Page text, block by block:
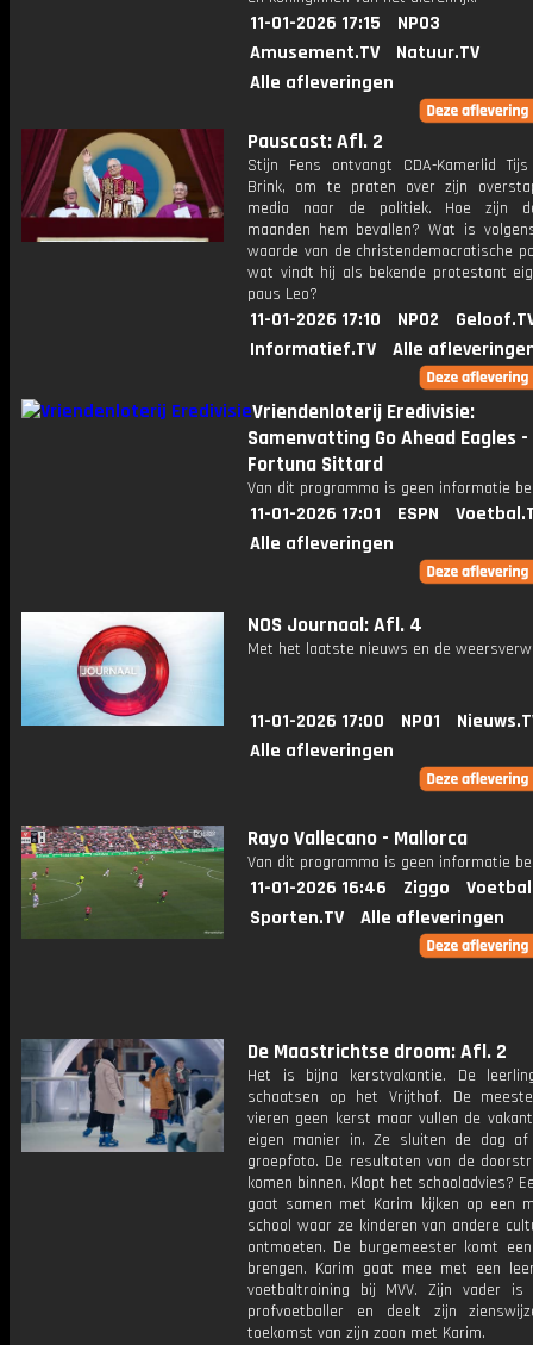
11-01-2026 17:15
NPO3
Amusement.TV
Natuur.TV
Alle afleveringen
Pauscast: Afl. 2
Stijn Fens ontvangt CDA-Kamerlid
Brink, om te praten over zijn
media naar de politiek. Hoe zijn
maanden hem bevallen? Wat is
waarde van de christendemocratische
wat vindt hij als bekende protestant
paus Leo?
11-01-2026 17:10 NPO2
Informatief.TV
Alle
Vriendenloterij Eredivisie:
Samenvatting Go Ahead Eagles -
Fortuna Sittard
Van dit programma is geen informatie
11-01-2026 17:01 ESPN
Alle afleveringen
NOS Journaal: Afl. 4
Met het laatste nieuws en de
11-01-2026 17:00 NPO1
Alle afleveringen
Rayo Vallecano - Mallorca
Van dit programma is geen informatie
11-01-2026 16:46 Ziggo
Sporten.TV
Alle afleveringen
De Maastrichtse droom: Afl. 2
Het is bijna kerstvakantie. De
schaatsen op het Vrijthof. De
vieren geen kerst maar vullen de
eigen manier in. Ze sluiten de dag
groepfoto. De resultaten van de
komen binnen. Klopt het schooladvies?
gaat samen met Karim kijken op een
school waar ze kinderen van andere
ontmoeten. De burgemeester komt
brengen. Karim gaat mee met een
voetbaltraining bij MVV. Zijn vader is
profvoetballer en deelt zijn
toekomst van zijn zoon met Karim.